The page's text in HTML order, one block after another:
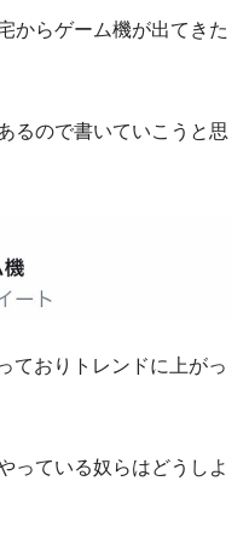
からゲーム機が出てきた
るので書いていこうと思
ておりトレンドに上がっ
っている奴らはどうしよ